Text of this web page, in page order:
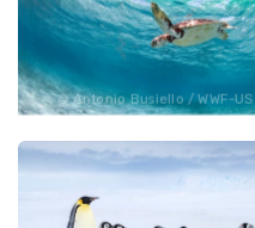
Antonio Busiello / WWF-US
Zeeschildpad